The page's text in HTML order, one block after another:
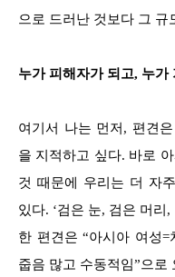
으로 드러난 것보다 그 규
누가 피해자가 되고, 누가
여기서 나는 먼저, 편견
을 지적하고 싶다. 바로
것 때문에 우리는 더 자
있다. ‘검은 눈, 검은 머리
한 편견은 “아시아 여성
줍음 많고 수동적임”으로